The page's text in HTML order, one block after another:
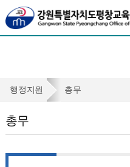
총행정지원 총무
총무